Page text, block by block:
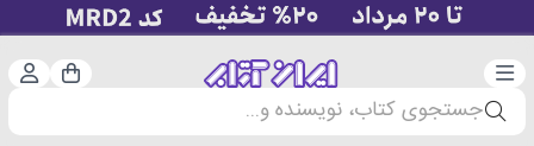
دسته‌بندی سبد
جستجوی کتاب، نویسنده و...